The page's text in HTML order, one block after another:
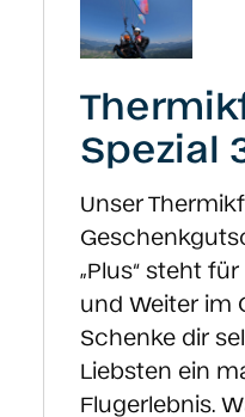
Spezial
Unser
„Plus“ steht
und Weiter im
Schenke dir
Liebsten ein
Flugerlebnis.